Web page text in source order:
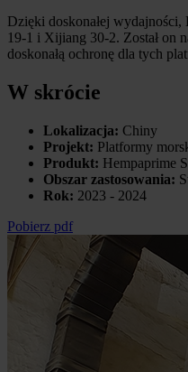
Dzięki doskonałej
19-1 i Xijiang 30-2. Został on
doskonałą ochronę dla tych
W skrócie
Lokalizacja: Chiny
Projekt: Platformy
Produkt: Hempaprime
Obszar zastosowania:
Rok: 2023 - 2024
Pobierz pdf